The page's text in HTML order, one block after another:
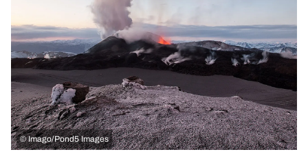
© Imago/Pond5 Images